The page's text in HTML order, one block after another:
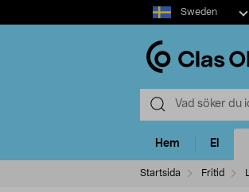
Select
market
Sweden
Hem El
Startsida Fritid